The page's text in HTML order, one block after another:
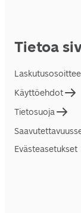
Tietoa
Käyttöehdot
Tietosuoja
Evästeasetukset